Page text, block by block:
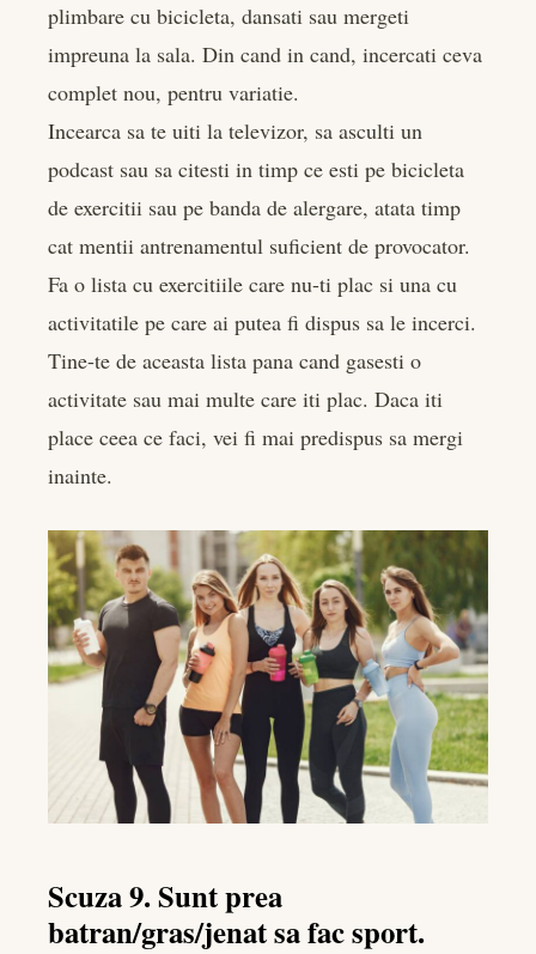
plimbare cu bicicleta, dansati sau mergeti
impreuna la sala. Din cand in cand, incercati ceva
complet nou, pentru variatie.
Incearca sa te uiti la televizor, sa asculti un
podcast sau sa citesti in timp ce esti pe bicicleta
de exercitii sau pe banda de alergare, atata timp
cat mentii antrenamentul suficient de provocator.
Fa o lista cu exercitiile care nu-ti plac si una cu
activitatile pe care ai putea fi dispus sa le incerci.
Tine-te de aceasta lista pana cand gasesti o
activitate sau mai multe care iti plac. Daca iti
place ceea ce faci, vei fi mai predispus sa mergi
inainte.
Scuza 9. Sunt prea
batran/gras/jenat sa fac sport.